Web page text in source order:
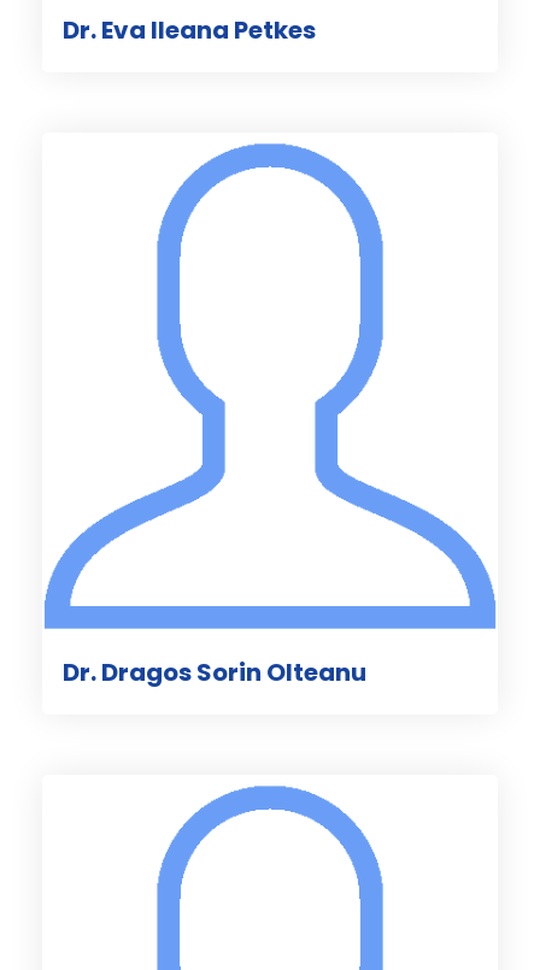
Dr. Eva Ileana Petkes
Dr. Dragos Sorin Olteanu